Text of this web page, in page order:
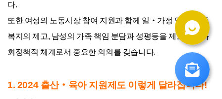
다.
또한 여성의 노동시장 참여 지원과 함께 일‧가정 양립, 아동
복지의 제고, 남성의 가족 책임 분담과 성평등을 제고하는 사
회정책적 체계로서 중요한 의의를 갖습니다.
1. 2024 출산‧육아 지원제도 이렇게 달라집니다!